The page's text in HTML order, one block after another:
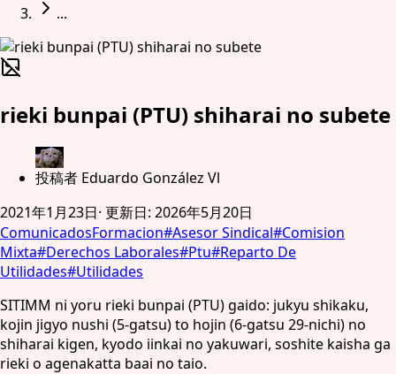
...
rieki bunpai (PTU) shiharai no subete
投稿者 Eduardo González Vl
2021年1月23日· 更新日: 2026年5月20日
ComunicadosFormacion#Asesor Sindical#Comision
Mixta#Derechos Laborales#Ptu#Reparto De
Utilidades#Utilidades
SITIMM ni yoru rieki bunpai (PTU) gaido: jukyu shikaku,
kojin jigyo nushi (5-gatsu) to hojin (6-gatsu 29-nichi) no
shiharai kigen, kyodo iinkai no yakuwari, soshite kaisha ga
rieki o agenakatta baai no taio.